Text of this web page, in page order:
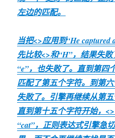
左边的匹配。
当把<>应用到“He captured
先比较<>和“H”，结果失
“e”，也失败了。直到第四
匹配了第五个字符。到第
失败了。引擎再继续从第
直到第十五个字符开始，<
“cat”，正则表达式引擎急